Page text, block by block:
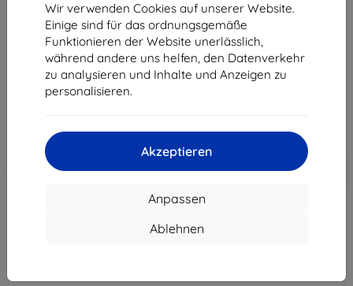
Wir verwenden Cookies auf unserer Website.
Einige sind für das ordnungsgemäße
Funktionieren der Website unerlässlich,
während andere uns helfen, den Datenverkehr
zu analysieren und Inhalte und Anzeigen zu
personalisieren.
Akzeptieren
Anpassen
Ablehnen
Geeignet für: Lenovo Yoga Smart Tab 10.1
Produktbeschreibung
22,90 €
20,61 €
-10%
Rabatt mit Gutschein
EXTRA10